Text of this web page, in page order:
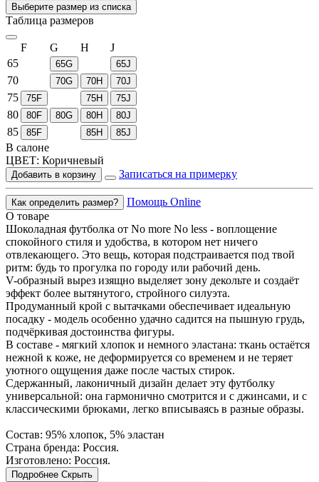
Выберите размер из списка
Таблица размеров
F G H
J
65
65G 65J
70 70G 70H 70J
75 75F 75H 75J
80 80F 80G 80H 80J
85 85F 85H 85J
В салоне
ЦВЕТ: Коричневый
Добавить в корзину Записаться на примерку
Как определить размер?
Помощь Online
О товаре
Шоколадная футболка от No more No less - воплощение
спокойного стиля и удобства, в котором нет ничего
отвлекающего. Это вещь, которая подстраивается под твой
ритм: будь то прогулка по городу или рабочий день.
V-образный вырез изящно выделяет зону декольте и создаёт
эффект более вытянутого, стройного силуэта.
Продуманный крой с вытачками обеспечивает идеальную
посадку - модель особенно удачно садится на пышную грудь,
подчёркивая достоинства фигуры.
В составе - мягкий хлопок и немного эластана: ткань остаётся
нежной к коже, не деформируется со временем и не теряет
уютного ощущения даже после частых стирок.
Сдержанный, лаконичный дизайн делает эту футболку
универсальной: она гармонично смотрится и с джинсами, и с
классическими брюками, легко вписываясь в разные образы.
Состав: 95% хлопок, 5% эластан
Страна бренда: Россия.
Изготовлено: Россия.
Подробнее Скрыть